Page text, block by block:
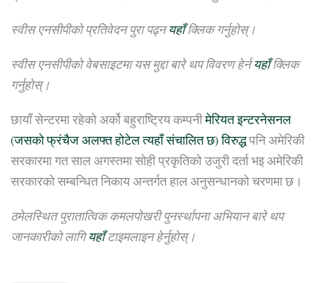
स्वीस एनसीपीको प्रतिवेदन पुरा पढ्नयहाँक्लिक गर्नुहोस्।
स्वीस एनसीपीको वेबसाइटमा यस मुद्दा बारे थप विवरण हेर्नयहाँक्लिक
गर्नुहोस्।
छायाँ सेन्टरमा रहेको अर्को बहुराष्ट्रिय कम्पनीमेरियत इन्टरनेसनल
(जसको फ्रंचैज अलफ्त होटेल त्यहाँ संचालित छ) विरुद्धपनि अमेरिकी
सरकारमा गत साल अगस्तमा सोही प्रकृतिको उजुरी दर्ता भइ अमेरिकी
सरकारको सम्बन्धित निकाय अन्तर्गत हाल अनुसन्धानको चरणमा छ।
ठमेलस्थित पुरातात्विक कमलपोखरी पुनर्स्थापना अभियान बारे थप
जानकारीको लागियहाँटाइमलाइन हेर्नुहोस्।